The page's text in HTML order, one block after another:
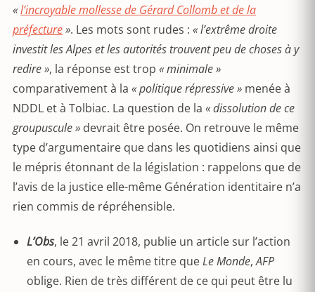
«l’incroyable mollesse de Gérard Collomb et de la
préfecture». Les mots sont rudes : « l’extrême droite
investit les Alpes et les autorités trouvent peu de choses à y
redire », la réponse est trop « minimale »
comparativement à la « politique répressive » menée à
NDDL et à Tolbiac. La question de la « dissolution de ce
groupuscule » devrait être posée. On retrouve le même
type d’argumentaire que dans les quotidiens ainsi que
le mépris étonnant de la législation : rappelons que de
l’avis de la justice elle-même Génération identitaire n’a
rien commis de répréhensible.
L’Obs, le 21 avril 2018, publie un article sur l’action
en cours, avec le même titre queLe Monde,AFP
oblige. Rien de très différent de ce qui peut être lu